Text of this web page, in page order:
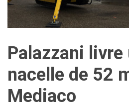
Palazzani livre
nacelle de 52
Mediaco